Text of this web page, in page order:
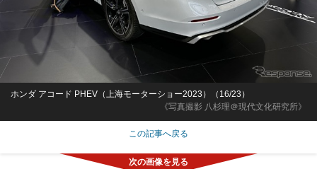
《写真撮影 八杉理＠現代文化研究所》
ホンダ アコード PHEV（上海モーターショー2023）（16/23）
この記事へ戻る